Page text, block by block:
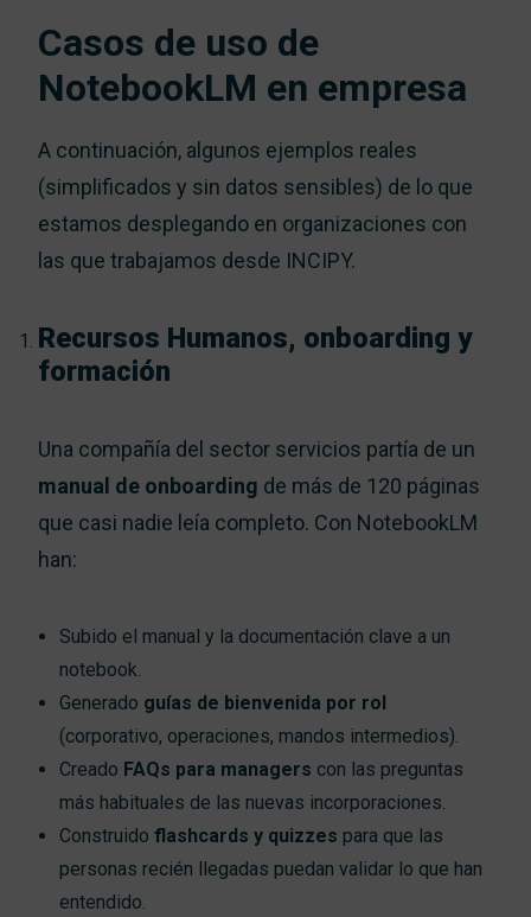
Casos de uso de
NotebookLM en empresa
A continuación, algunos ejemplos reales
(simplificados y sin datos sensibles) de lo que
estamos desplegando en organizaciones con
las que trabajamos desde INCIPY.
Recursos Humanos, onboarding y
formación
Una compañía del sector servicios partía de un
manual de onboarding de más de 120 páginas
que casi nadie leía completo. Con NotebookLM
han:
Subido el manual y la documentación clave a un
notebook.
Generado guías de bienvenida por rol
(corporativo, operaciones, mandos intermedios).
Creado FAQs para managers con las preguntas
más habituales de las nuevas incorporaciones.
Construido flashcards y quizzes para que las
personas recién llegadas puedan validar lo que han
entendido.